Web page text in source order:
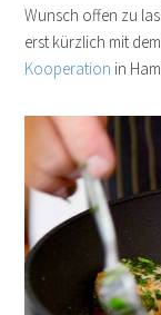
Wunsch offen zu
erst kürzlich mit
Kooperation in